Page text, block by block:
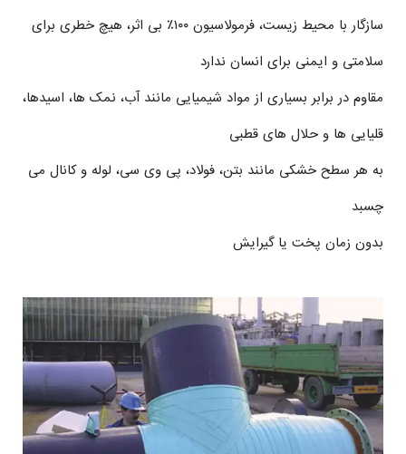
سازگار با محیط زیست، فرمولاسیون ۱۰۰٪ بی اثر، هیچ خطری برای
سلامتی و ایمنی برای انسان ندارد
مقاوم در برابر بسیاری از مواد شیمیایی مانند آب، نمک ها، اسیدها،
قلیایی ها و حلال های قطبی
به هر سطح خشکی مانند بتن، فولاد، پی وی سی، لوله و کانال می
چسبد
بدون زمان پخت یا گیرایش